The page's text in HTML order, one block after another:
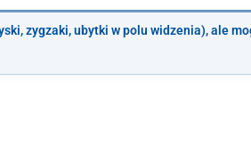
zygzaki, ubytki w polu widzenia), ale